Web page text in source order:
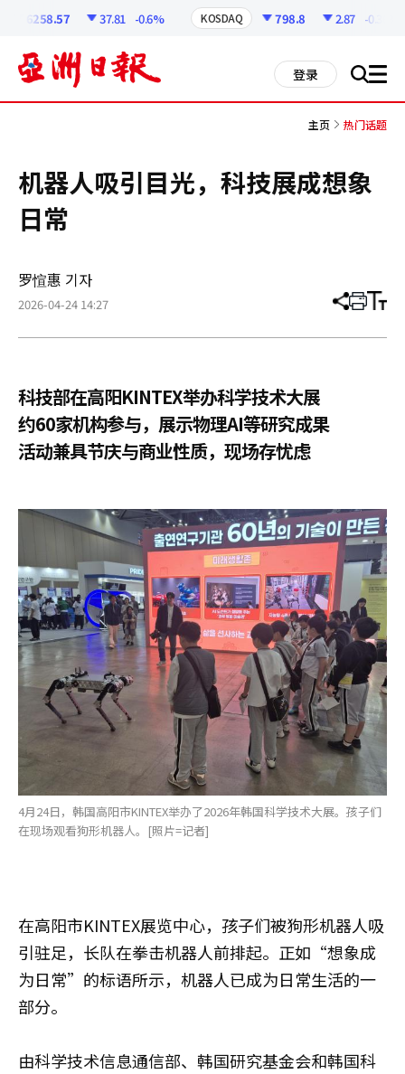
6258.57 37.81 -0.6% KOSDAQ 798.8 2.87 -0.36%
登录 搜 all
主页 热门话题
机器人吸引目光，科技展成想象
日常
罗愃惠 기자
2026-04-24 14:27 分
章
打 调
小
科技部在高阳KINTEX举办科学技术大展
约60家机构参与，展示物理AI等研究成果
活动兼具节庆与商业性质，现场存忧虑
4月24日，韩国高阳市KINTEX举办了2026年韩国科学技术大展。孩子们
在现场观看狗形机器人。[照片=记者]
在高阳市KINTEX展览中心，孩子们被狗形机器人吸
引驻足，长队在拳击机器人前排起。正如“想象成
为日常”的标语所示，机器人已成为日常生活的一
部分。
由科学技术信息通信部、韩国研究基金会和韩国科